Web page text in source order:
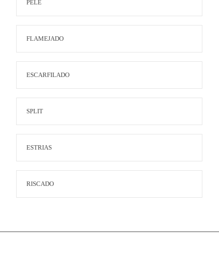
PELE
FLAMEJADO
ESCARFILADO
SPLIT
ESTRIAS
RISCADO